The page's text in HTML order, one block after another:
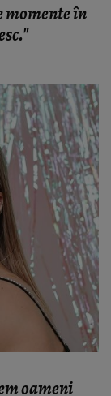
momente în
oameni